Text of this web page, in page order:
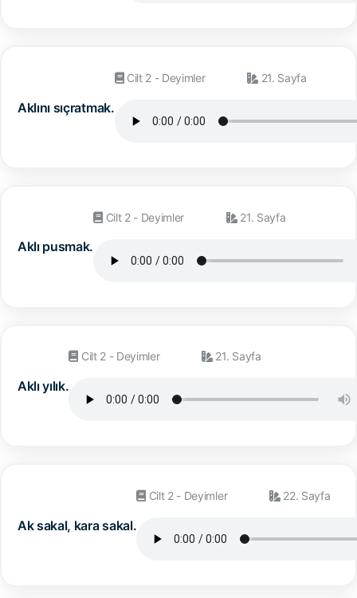
Aklını sıçratmak.
Cilt 2 - Deyimler 21. Sayfa
Aklı pusmak.
Cilt 2 - Deyimler 21. Sayfa
Aklı yılık.
Cilt 2 - Deyimler 21. Sayfa
Ak sakal, kara sakal.
Cilt 2 - Deyimler 22. Sayfa